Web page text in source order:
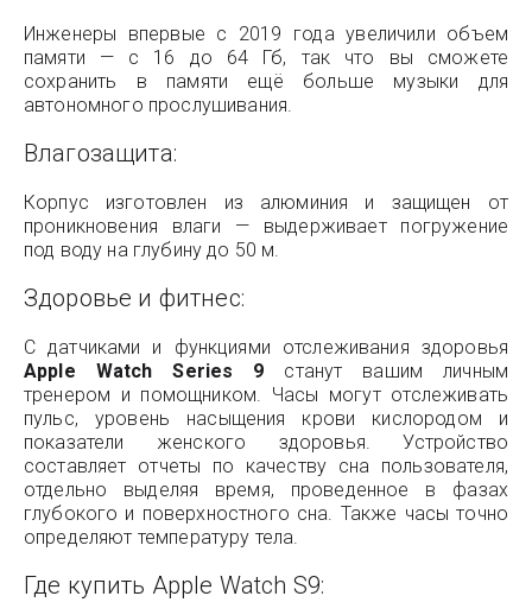
Инженеры впервые с 2019 года увеличили объем
памяти — с 16 до 64 Гб, так что вы сможете
сохранить в памяти ещё больше музыки для
автономного прослушивания.
Влагозащита:
Корпус изготовлен из алюминия и защищен от
проникновения влаги — выдерживает погружение
под воду на глубину до 50 м.
Здоровье и фитнес:
С датчиками и функциями отслеживания здоровья
Apple Watch Series 9 станут вашим личным
тренером и помощником. Часы могут отслеживать
пульс, уровень насыщения крови кислородом и
показатели женского здоровья. Устройство
составляет отчеты по качеству сна пользователя,
отдельно выделяя время, проведенное в фазах
глубокого и поверхностного сна. Также часы точно
определяют температуру тела.
Где купить Apple Watch S9: